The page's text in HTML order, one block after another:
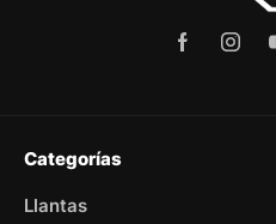
Categorías
Llantas